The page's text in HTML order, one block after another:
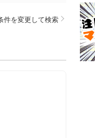
件を変更して検索